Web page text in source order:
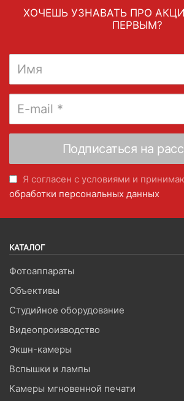
ХОЧЕШЬ УЗНАВАТЬ ПРО
ПЕРВЫМ?
Я согласен с условиями и
обработки персональных данных
КАТАЛОГ
Фотоаппараты
Объективы
Студийное оборудование
Видеопроизводство
Экшн-камеры
Вспышки и лампы
Камеры мгновенной печати